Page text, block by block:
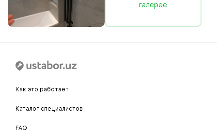
галерее
Как это работает
Каталог специалистов
FAQ